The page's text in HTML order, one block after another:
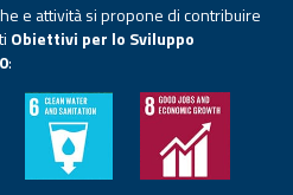
e attività si propone di contribuire
Obiettivi per lo Sviluppo
: